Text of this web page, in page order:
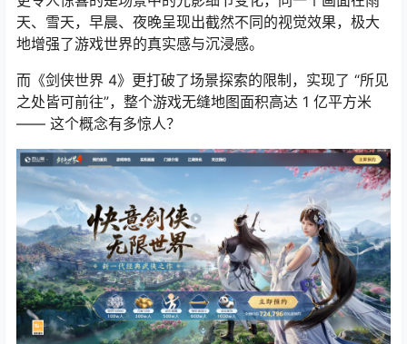
天、雪天，早晨、夜晚呈现出截然不同的视觉效果，极大
地增强了游戏世界的真实感与沉浸感。
而《剑侠世界 4》更打破了场景探索的限制，实现了 “所见
之处皆可前往”，整个游戏无缝地图面积高达 1 亿平方米
—— 这个概念有多惊人？